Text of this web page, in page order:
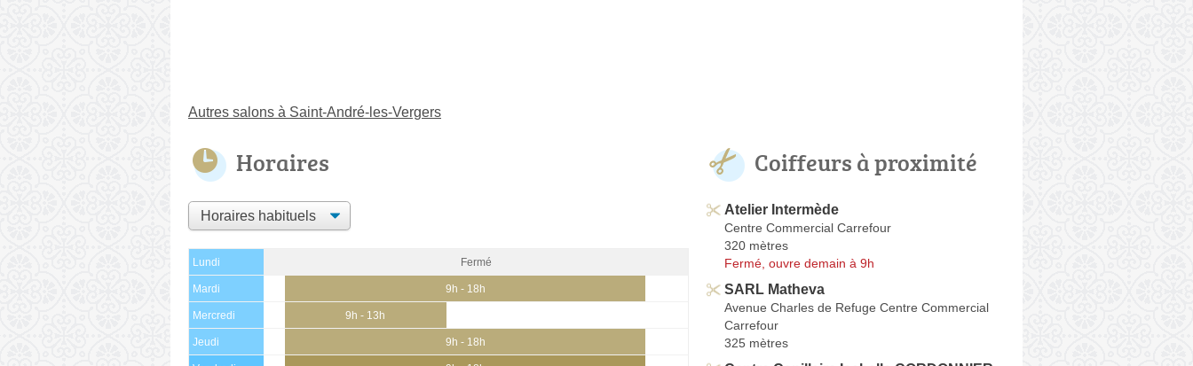
Autres salons à Saint-André-les-Vergers
Horaires
Lundi Fermé
Mardi 9h - 18h
Mercredi 9h - 13h
Jeudi 9h - 18h
Coiffeurs à proximité
Atelier Intermède
Centre Commercial Carrefour
320 mètres
Fermé, ouvre demain à 9h
SARL Matheva
Avenue Charles de Refuge Centre Commercial
Carrefour
325 mètres